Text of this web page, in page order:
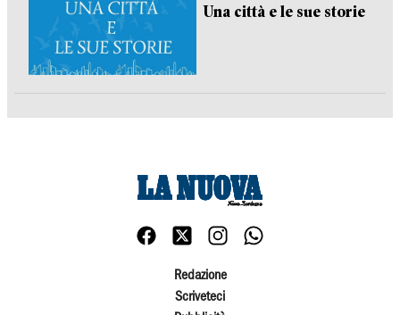
Una città e le sue storie
Redazione
Scriveteci